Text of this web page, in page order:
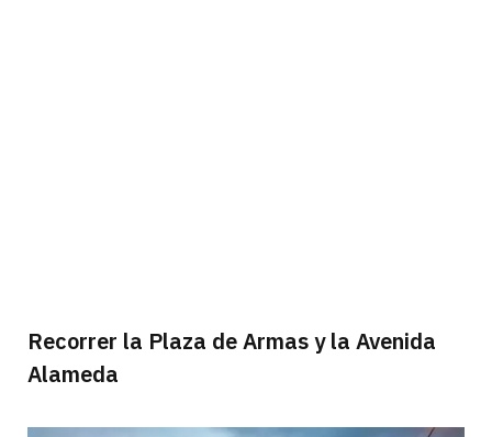
Recorrer la Plaza de Armas y la Avenida
Alameda